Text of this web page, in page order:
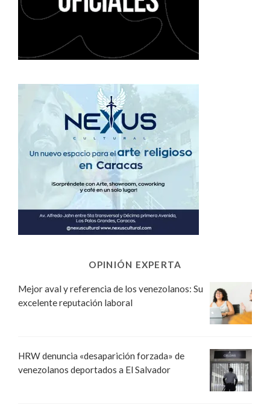
OPINIÓN EXPERTA
Mejor aval y referencia de los venezolanos: Su
excelente reputación laboral
HRW denuncia «desaparición forzada» de
venezolanos deportados a El Salvador